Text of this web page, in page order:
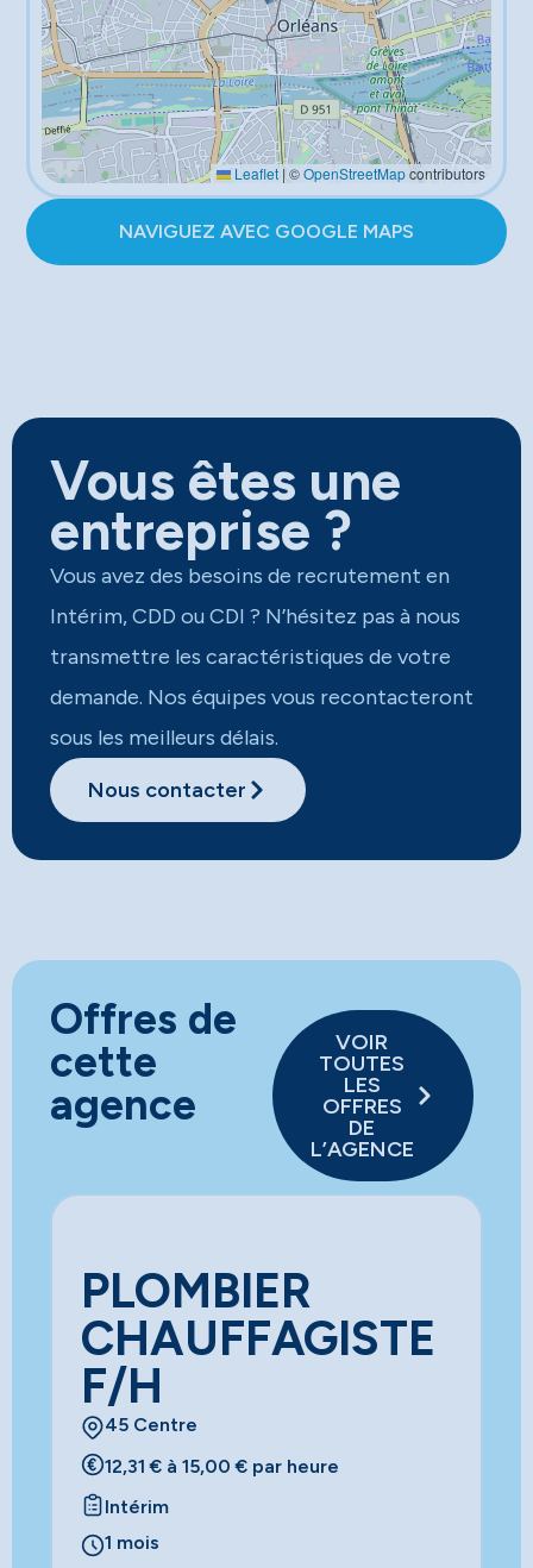
Leaflet |©OpenStreetMapcontributors
NAVIGUEZ AVEC GOOGLE MAPS
Vous êtes une
entreprise ?​
Vous avez des besoins de recrutement en
Intérim, CDD ou CDI ? N’hésitez pas à nous
transmettre les caractéristiques de votre
demande. Nos équipes vous recontacteront
sous les meilleurs délais.​
Nous contacter
Offres de
cette
agence
VOIR
TOUTES
LES
OFFRES
DE
L’AGENCE
PLOMBIER
CHAUFFAGISTE
F/H
45 Centre
12,31 € à 15,00 € par heure
Intérim
1 mois